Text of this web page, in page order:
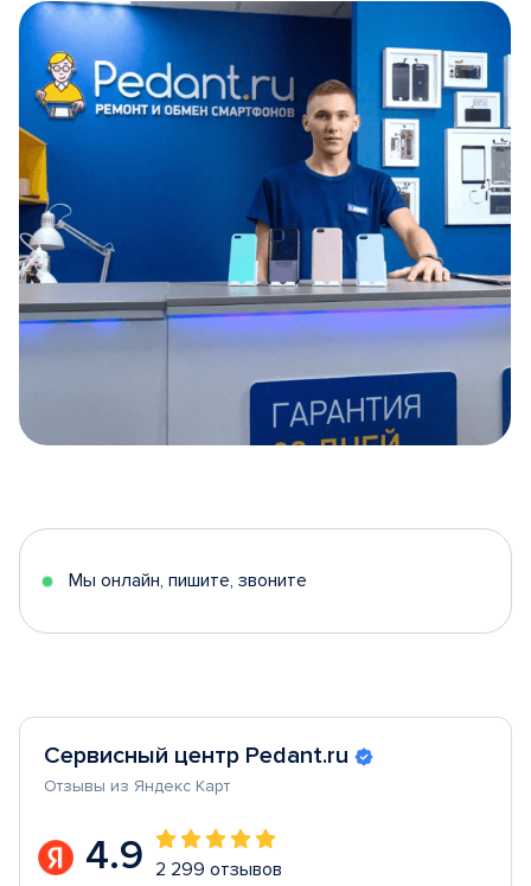
5
Мы онлайн, пишите, звоните
Сервисный центр Pedant.ru
Отзывы из Яндекс Карт
4.9 2 299 отзывов